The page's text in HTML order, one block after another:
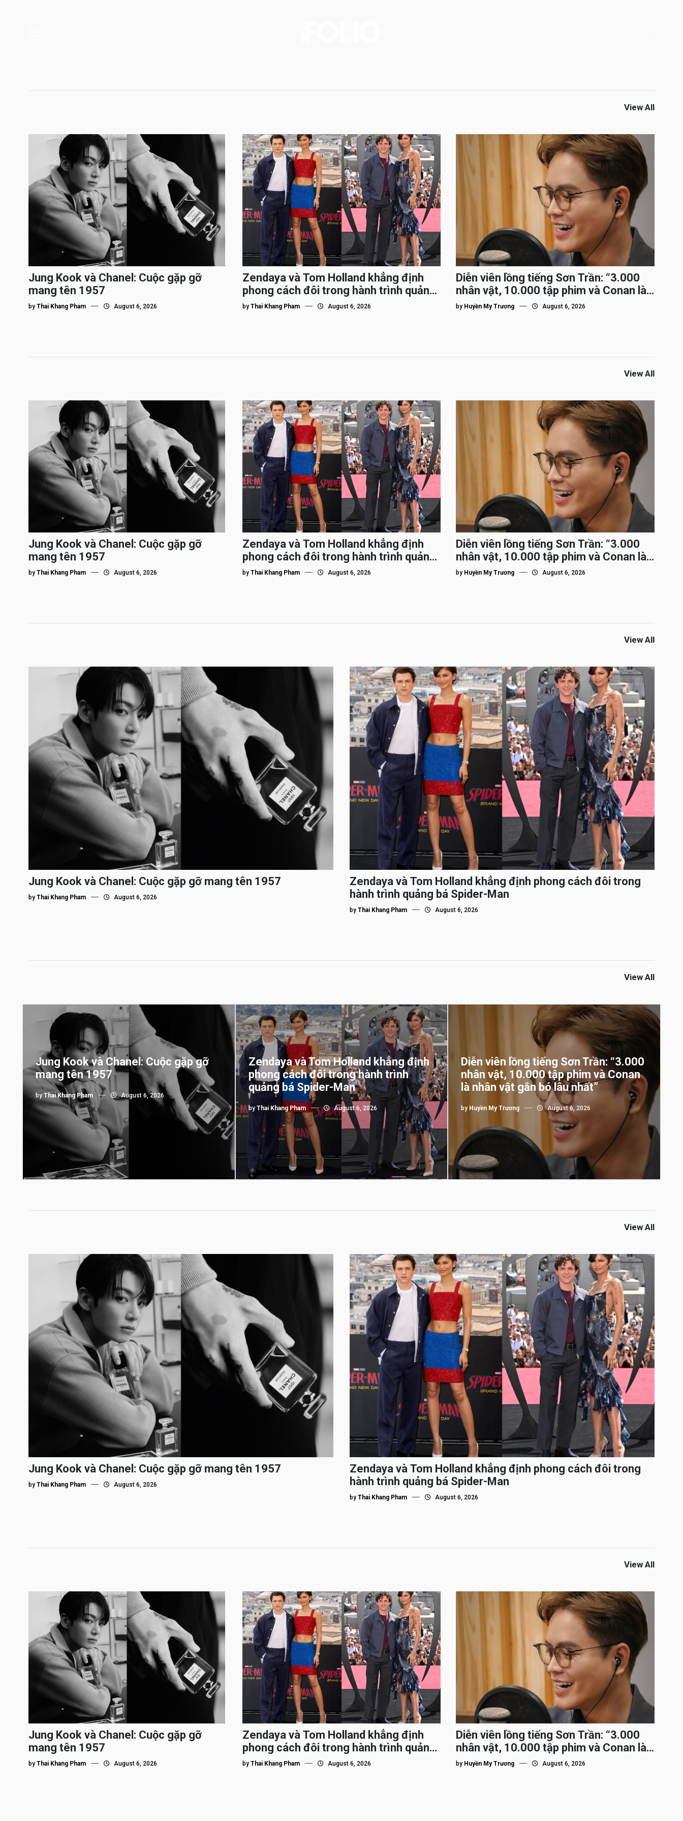
View All
Jung Kook và Chanel: Cuộc gặp gỡ
mang tên 1957
by Thai Khang Pham August 6, 2026
Zendaya và Tom Holland khẳng định
phong cách đôi trong hành trình quảng
bá Spider-Man
by Thai Khang Pham August 6, 2026
Diễn viên lồng tiếng Sơn Trần: “3.000
nhân vật, 10.000 tập phim và Conan là
nhân vật gắn bó lâu nhất”
by Huyền My Trương August 6, 2026
View All
Jung Kook và Chanel: Cuộc gặp gỡ
mang tên 1957
by Thai Khang Pham August 6, 2026
Zendaya và Tom Holland khẳng định
phong cách đôi trong hành trình quảng
bá Spider-Man
by Thai Khang Pham August 6, 2026
Diễn viên lồng tiếng Sơn Trần: “3.000
nhân vật, 10.000 tập phim và Conan là
nhân vật gắn bó lâu nhất”
by Huyền My Trương August 6, 2026
View All
Jung Kook và Chanel: Cuộc gặp gỡ mang tên 1957
by Thai Khang Pham August 6, 2026
Zendaya và Tom Holland khẳng định phong cách đôi trong
hành trình quảng bá Spider-Man
by Thai Khang Pham August 6, 2026
View All
Jung Kook và Chanel: Cuộc gặp gỡ
mang tên 1957
by Thai Khang Pham August 6, 2026
Zendaya và Tom Holland khẳng định
phong cách đôi trong hành trình
quảng bá Spider-Man
by Thai Khang Pham August 6, 2026
Diễn viên lồng tiếng Sơn Trần: “3.000
nhân vật, 10.000 tập phim và Conan
là nhân vật gắn bó lâu nhất”
by Huyền My Trương August 6, 2026
View All
Jung Kook và Chanel: Cuộc gặp gỡ mang tên 1957
by Thai Khang Pham August 6, 2026
Zendaya và Tom Holland khẳng định phong cách đôi trong
hành trình quảng bá Spider-Man
by Thai Khang Pham August 6, 2026
View All
Jung Kook và Chanel: Cuộc gặp gỡ
mang tên 1957
by Thai Khang Pham August 6, 2026
Zendaya và Tom Holland khẳng định
phong cách đôi trong hành trình quảng
bá Spider-Man
by Thai Khang Pham August 6, 2026
Diễn viên lồng tiếng Sơn Trần: “3.000
nhân vật, 10.000 tập phim và Conan là
nhân vật gắn bó lâu nhất”
by Huyền My Trương August 6, 2026